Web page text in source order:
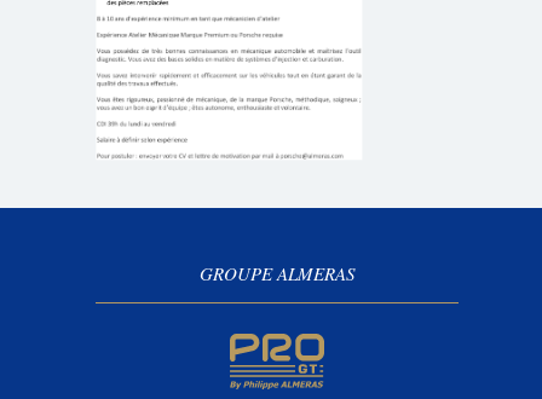
GROUPE ALMERAS